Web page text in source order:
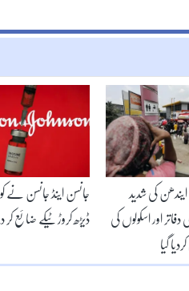
جانسن اینڈ جانسن نے
ڈیڑھ کروڑ ٹیکے ضائع کر
کی شدید
اور اسکولوں کی
گیا